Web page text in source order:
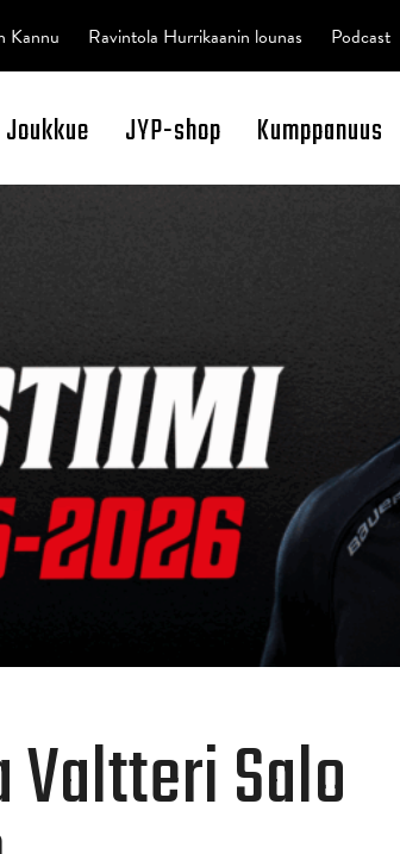
Joukkue JYP-shop Kumppanuus
Kannu Ravintola Hurrikaanin lounas Podcast
Salo